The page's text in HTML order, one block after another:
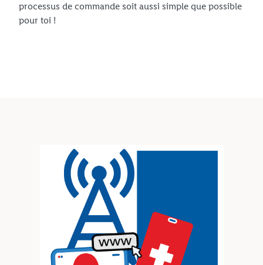
processus de commande soit aussi simple que possible
pour toi !